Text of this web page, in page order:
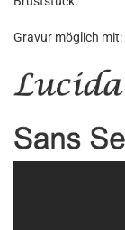
Gravur möglich mit: